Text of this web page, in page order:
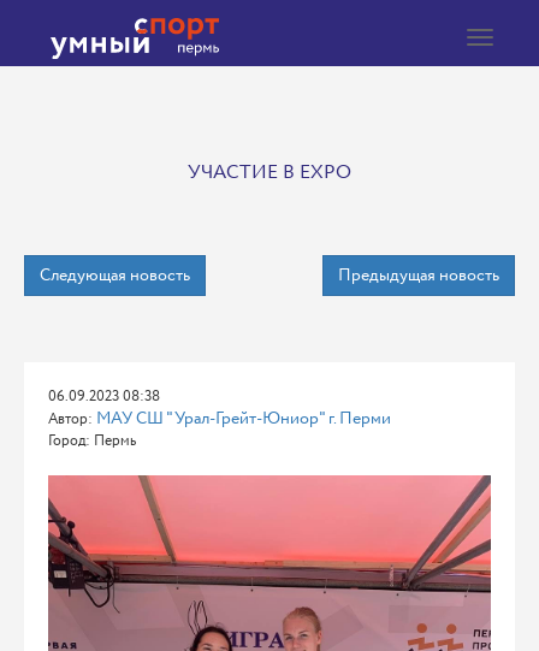
Toggle
УЧАСТИЕ В EXPO
Следующая новость Предыдущая новость
06.09.2023 08:38
Автор: МАУ СШ "Урал-Грейт-Юниор" г. Перми
Город: Пермь